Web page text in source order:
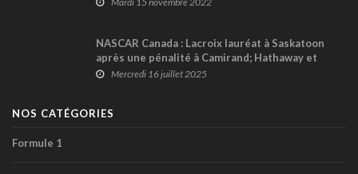
NASCAR Canada : Lacroix lauréat à Saskatoon
après une pénalité à Camirand; Hathaway et
Dumoulin sur le podium
Mercredi 16 juillet 2025
NOS CATÉGORIES
Formule 1